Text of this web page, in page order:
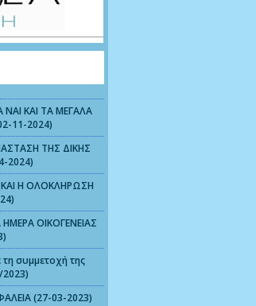
ΚΑΙ ΤΑ ΜΕΓΑΛΑ
11-2024)
ΤΗΣ ΔΙΚΗΣ
2024)
Η ΟΛΟΚΛΗΡΩΣΗ
ΟΙΚΟΓΕΝΕΙΑΣ
συμμετοχή της
(27-03-2023)